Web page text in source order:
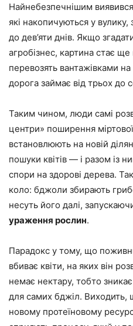
Найнебезпечнішим
які накопичуються у
до дев’яти днів. Якщо
агробізнес, картина стає
перевозять вантажівками
дорога займає від трьох до
Таким чином, люди самі
центри» поширення
встановлюють на новій
пошуки квітів — і разом із
спори на здорові дерева.
коло: бджоли збирають
несуть його далі,
ураження рослин.
Парадокс у тому, що
вбиває квіти, на яких він
немає нектару, тобто
для самих бджіл. Виходить,
новому протеїновому